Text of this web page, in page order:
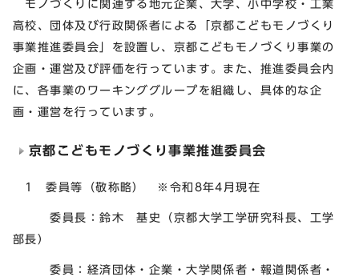
モノづくりに関連する地元企業、大学、小中学校・工業
高校、団体及び行政関係者による「京都こどもモノづくり
事業推進委員会」を設置し、京都こどもモノづくり事業の
企画・運営及び評価を行っています。また、推進委員会内
に、各事業のワーキンググループを組織し、具体的な企
画・運営を行っています。
京都こどもモノづくり事業推進委員会
1 委員等（敬称略） ※令和8年4月現在
委員長：鈴木 基史（京都大学工学研究科長、工学
部長）
委員：経済団体・企業・大学関係者・報道関係者・